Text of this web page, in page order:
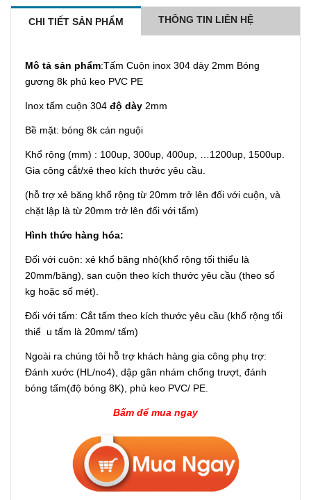
CHI TIẾT SẢN PHẨM THÔNG TIN LIÊN HỆ
Mô tả sản phẩm:Tấm Cuộn inox 304 dày 2mm Bóng
gương 8k phủ keo PVC PE
Inox tấm cuộn 304 độ dày 2mm
Bề mặt: bóng 8k cán nguội
Khổ rộng (mm) : 100up, 300up, 400up, …1200up, 1500up.
Gia công cắt/xẻ theo kích thước yêu cầu.
(hỗ trợ xẻ băng khổ rộng từ 20mm trở lên đối với cuộn, và
chặt lập là từ 20mm trở lên đối với tấm)
Hình thức hàng hóa:
Đối với cuộn: xẻ khổ băng nhỏ(khổ rộng tối thiểu là
20mm/băng), san cuộn theo kích thước yêu cầu (theo số
kg hoặc số mét).
Đối với tấm: Cắt tấm theo kích thước yêu cầu (khổ rộng tối
thiể u tấm là 20mm/ tấm)
Ngoài ra chúng tôi hỗ trợ khách hàng gia công phụ trợ:
Đánh xước (HL/no4), dập gân nhám chống trượt, đánh
bóng tấm(độ bóng 8K), phủ keo PVC/ PE.
Bấm để mua ngay